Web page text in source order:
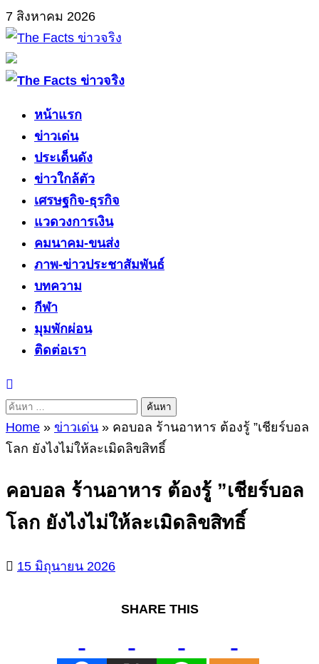
Skip
to
content
7 สิงหาคม 2026
Primary
หน้าแรก
ข่าวเด่น
ประเด็นดัง
ข่าวใกล้ตัว
เศรษฐกิจ-ธุรกิจ
แวดวงการเงิน
คมนาคม-ขนส่ง
ภาพ-ข่าวประชาสัมพันธ์
บทความ
กีฬา
มุมพักผ่อน
ติดต่อเรา
ค้นหา
สำหรับ:
Home » ข่าวเด่น » คอบอล ร้านอาหาร ต้องรู้ ”เชียร์บอล
โลก ยังไงไม่ให้ละเมิดลิขสิทธิ์
คอบอล ร้านอาหาร ต้องรู้ ”เชียร์บอล
โลก ยังไงไม่ให้ละเมิดลิขสิทธิ์
15 มิถุนายน 2026
SHARE THIS